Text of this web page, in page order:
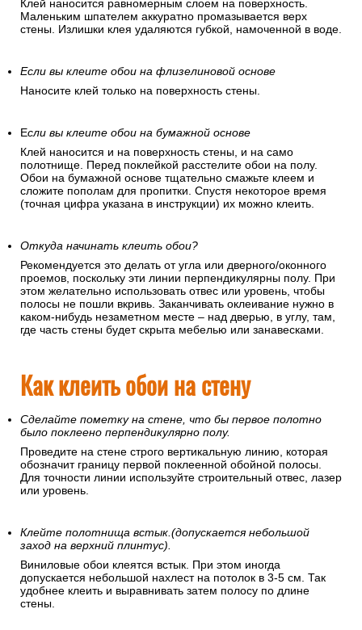
Клей наносится равномерным слоем на поверхность.
Маленьким шпателем аккуратно промазывается верх
стены. Излишки клея удаляются губкой, намоченной в воде.
Если вы клеите обои на флизелиновой основе
Наносите клей только на поверхность стены.
Если вы клеите обои на бумажной основе
Клей наносится и на поверхность стены, и на само
полотнище. Перед поклейкой расстелите обои на полу.
Обои на бумажной основе тщательно смажьте клеем и
сложите пополам для пропитки. Спустя некоторое время
(точная цифра указана в инструкции) их можно клеить.
Откуда начинать клеить обои?
Рекомендуется это делать от угла или дверного/оконного
проемов, поскольку эти линии перпендикулярны полу. При
этом желательно использовать отвес или уровень, чтобы
полосы не пошли вкривь. Заканчивать оклеивание нужно в
каком-нибудь незаметном месте – над дверью, в углу, там,
где часть стены будет скрыта мебелью или занавесками.
Как клеить обои на стену
Сделайте пометку на стене, что бы первое полотно
было поклеено перпендикулярно полу.
Проведите на стене строго вертикальную линию, которая
обозначит границу первой поклеенной обойной полосы.
Для точности линии используйте строительный отвес, лазер
или уровень.
Клейте полотнища встык.(допускается небольшой
заход на верхний плинтус).
Виниловые обои клеятся встык. При этом иногда
допускается небольшой нахлест на потолок в 3-5 см. Так
удобнее клеить и выравнивать затем полосу по длине
стены.